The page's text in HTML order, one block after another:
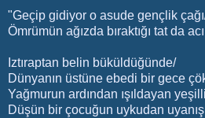
"Geçip gidiyor o asude gençlik
Ömrümün ağızda bıraktığı tat da
Iztıraptan belin büküldüğünde/
Dünyanın üstüne ebedi bir gece
Yağmurun ardından ışıldayan
Düşün bir çocuğun uykudan